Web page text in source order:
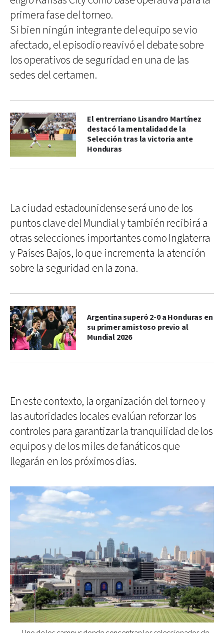
primera fase del torneo.
Si bien ningún integrante del equipo se vio
afectado, el episodio reavivó el debate sobre
los operativos de seguridad en una de las
sedes del certamen.
El entrerriano Lisandro Martínez
destacó la mentalidad de la
Selección tras la victoria ante
Honduras
La ciudad estadounidense será uno de los
puntos clave del Mundial y también recibirá a
otras selecciones importantes como Inglaterra
y Países Bajos, lo que incrementa la atención
sobre la seguridad en la zona.
Argentina superó 2-0 a Honduras en
su primer amistoso previo al
Mundial 2026
En este contexto, la organización del torneo y
las autoridades locales evalúan reforzar los
controles para garantizar la tranquilidad de los
equipos y de los miles de fanáticos que
llegarán en los próximos días.